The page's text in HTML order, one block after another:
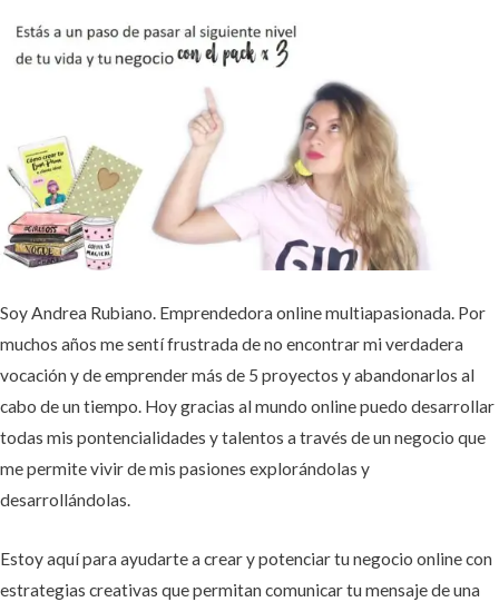
Soy Andrea Rubiano. Emprendedora online multiapasionada. Por
muchos años me sentí frustrada de no encontrar mi verdadera
vocación y de emprender más de 5 proyectos y abandonarlos al
cabo de un tiempo. Hoy gracias al mundo online puedo desarrollar
todas mis pontencialidades y talentos a través de un negocio que
me permite vivir de mis pasiones explorándolas y
desarrollándolas.
Estoy aquí para ayudarte a crear y potenciar tu negocio online con
estrategias creativas que permitan comunicar tu mensaje de una